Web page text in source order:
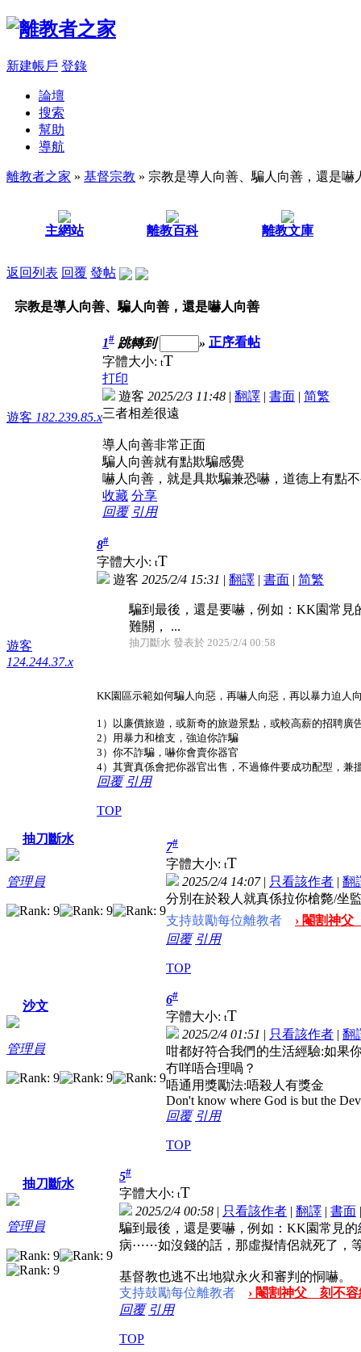
新建帳戶 登錄
論壇
搜索
幫助
導航
離教者之家 » 基督宗教 » 宗教是導人向善、騙人向善，還是嚇
主網站 離教百科 離教文庫
返回列表 回覆 發帖
宗教是導人向善、騙人向善，還是嚇人向善
遊客 182.239.85.x
1# 跳轉到 » 正序看帖
字體大小: tT
打印
遊客 2025/2/3 11:48 | 翻譯 | 書面 | 简繁
三者相差很遠
導人向善非常正面
騙人向善就有點欺騙感覺
嚇人向善，就是具欺騙兼恐嚇，道德上有點
收藏 分享
回覆 引用
遊客
124.244.37.x
8#
字體大小: tT
遊客 2025/2/4 15:31 | 翻譯 | 書面 | 简繁
騙到最後，還是要嚇，例如：KK園常見
難關， ...
抽刀斷水 發表於 2025/2/4 00:58
KK園區示範如何騙人向惡，再嚇人向惡，再以暴力迫人
1）以廉價旅遊，或新奇的旅遊景點，或較高薪的招聘廣
2）用暴力和槍支，強迫你詐騙
3）你不詐騙，嚇你會賣你器官
4）其實真係會把你器官出售，不過條件要成功配型，兼
回覆 引用
TOP
抽刀斷水
管理員
7#
字體大小: tT
2025/2/4 14:07| 只看該作者 | 翻
分別在於殺人就真係拉你槍斃/坐
支持鼓勵每位離教者
› 閹割神
回覆 引用
TOP
沙文
管理員
6#
字體大小: tT
2025/2/4 01:51 | 只看該作者 | 翻
咁都好符合我們的生活經驗:如果
冇咩唔合理喎？
唔通用獎勵法:唔殺人有獎金
Don't know where God is but the
回覆 引用
TOP
抽刀斷水
管理員
5#
字體大小: tT
2025/2/4 00:58 | 只看該作者 | 翻譯 | 書面
騙到最後，還是要嚇，例如：KK園常見
病⋯⋯如沒錢的話，那虛擬情侶就死了，
基督教也逃不出地獄永火和審判的恫嚇。
支持鼓勵每位離教者
› 閹割神父 刻不容
回覆 引用
TOP